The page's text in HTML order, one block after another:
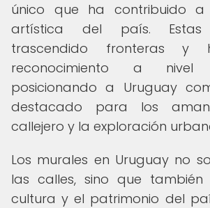
único que ha contribuido a
artística del país.
trascendido fronteras y
reconocimiento a nivel
posicionando a Uruguay
destacado para los
callejero y la exploración
Los murales en Uruguay no
las calles, sino que también
cultura y el patrimonio del